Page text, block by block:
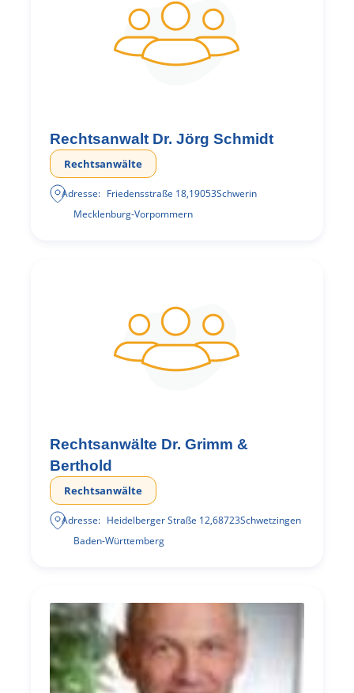
Rechtsanwalt Dr. Jörg Schmidt
Rechtsanwälte
Adresse: Friedensstraße 18,19053Schwerin
Mecklenburg-Vorpommern
Rechtsanwälte Dr. Grimm &
Berthold
Rechtsanwälte
Adresse: Heidelberger Straße 12,68723Schwetzingen
Baden-Württemberg